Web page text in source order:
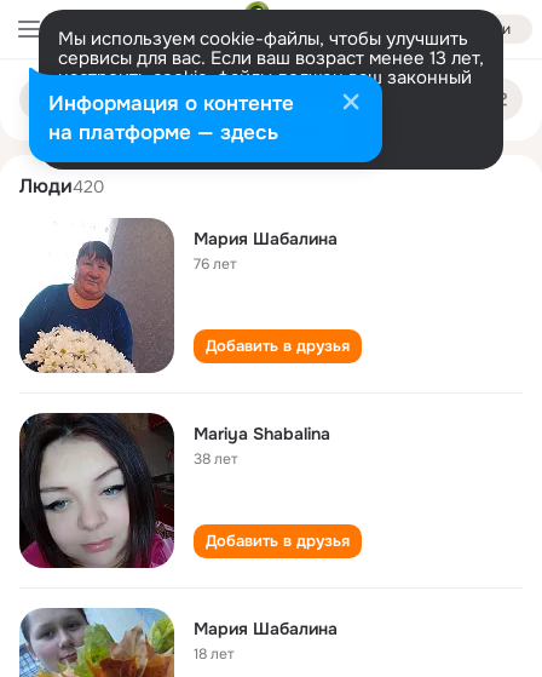
Войти
Мы используем cookie-файлы, чтобы улучшить
сервисы для вас. Если ваш возраст менее 13 лет,
настроить cookie-файлы должен ваш законный
представитель. Больше информации
Разрешить все Настроить
Поиск
людям
mariya shabalina
Люди420
Мария Шабалина
76 лет
Добавить в друзья
Mariya Shabalina
38 лет
Добавить в друзья
Мария Шабалина
18 лет
Информация о контенте
на платформе — здесь